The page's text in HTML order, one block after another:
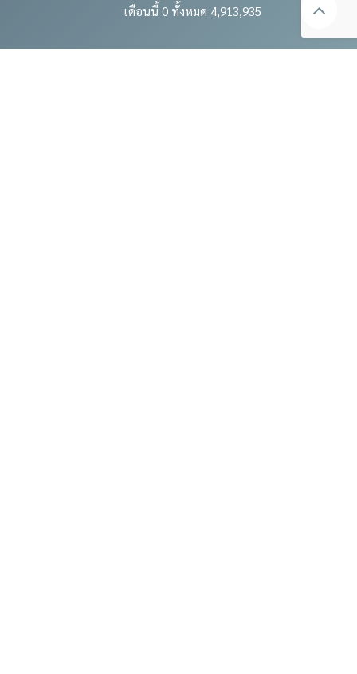
เดือนนี้ 0 ทั้งหมด 4,913,935